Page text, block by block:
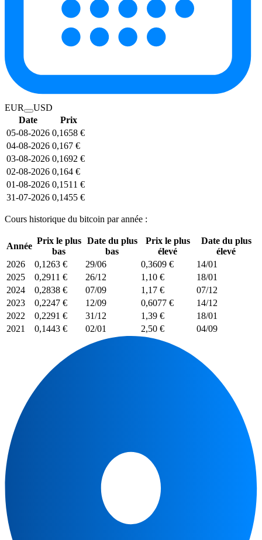
EUR
USD
Date
Prix
05-08-2026 0,1658 €
04-08-2026 0,167 €
03-08-2026 0,1692 €
02-08-2026 0,164 €
01-08-2026 0,1511 €
31-07-2026 0,1455 €
Cours historique du bitcoin par année :
Année
Prix le plus
bas
Date du plus
bas
Prix le plus
élevé
Date du plus
élevé
2026
0,1263 € 29/06 0,3609 €
14/01
2025
0,2911 € 26/12 1,10 €
18/01
2024
0,2838 € 07/09 1,17 €
07/12
2023
0,2247 € 12/09 0,6077 €
14/12
2022
0,2291 € 31/12 1,39 €
18/01
2021
0,1443 € 02/01 2,50 € 04/09